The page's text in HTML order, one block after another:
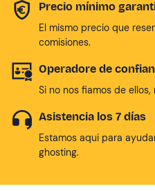
Precio mínimo
El mismo precio que
comisiones.
Operadore de
Si no nos fiamos de
Asistencia los 7 días
Estamos aqui para
ghosting.